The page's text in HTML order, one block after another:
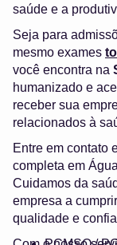
saúde e a
Seja para
mesmo exames
você encontra na
humanizado e
receber sua
relacionados à
Entre em contato
completa em
Cuidamos da
empresa a
qualidade e